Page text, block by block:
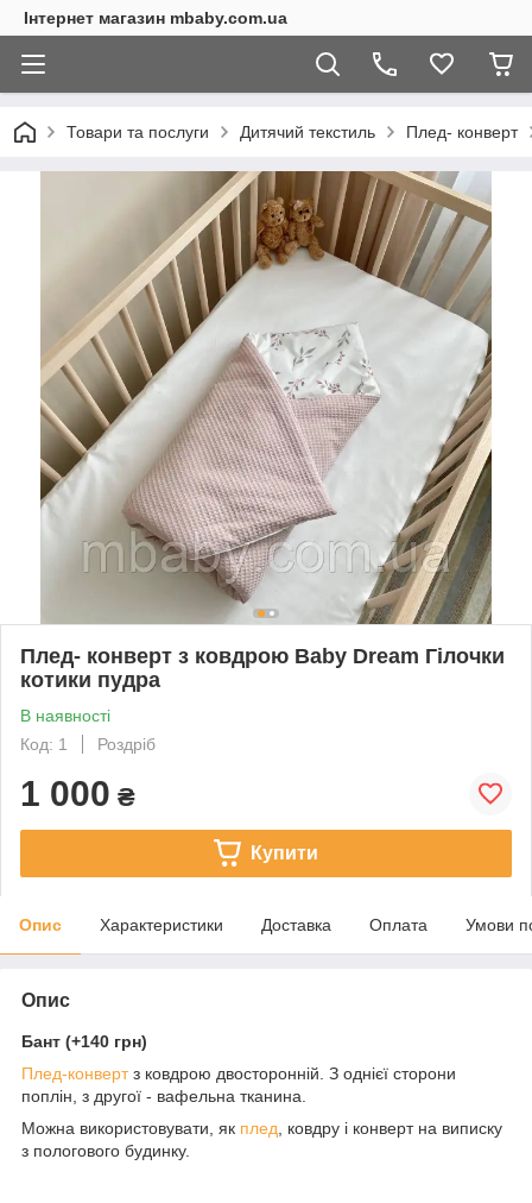
Інтернет магазин mbaby.com.ua
Товари та послуги Дитячий текстиль Плед- конверт
Плед- конверт з ковдрою Baby Dream Гілочки
котики пудра
В наявності
Код: 1
Роздріб
1 000 ₴
Купити
Опис Характеристики Доставка Оплата Умови
Опис
Бант (+140 грн)
Плед-конвертз ковдрою двосторонній. З однієї сторони
поплін, з другої - вафельна тканина.
Можна використовувати, як плед , ковдру і конверт на виписку
з пологового будинку.